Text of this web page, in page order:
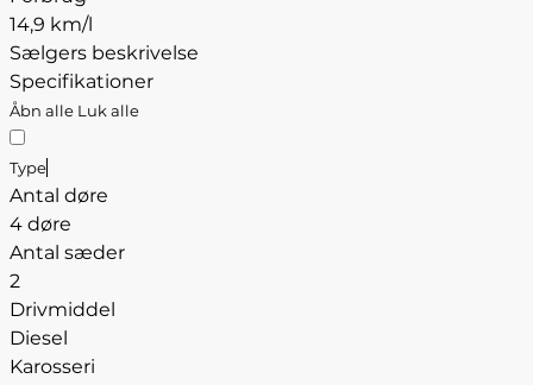
14,9 km/l
Sælgers beskrivelse
Specifikationer
Åbn alle Luk alle
Type
Antal døre
4 døre
Antal sæder
2
Drivmiddel
Diesel
Karosseri